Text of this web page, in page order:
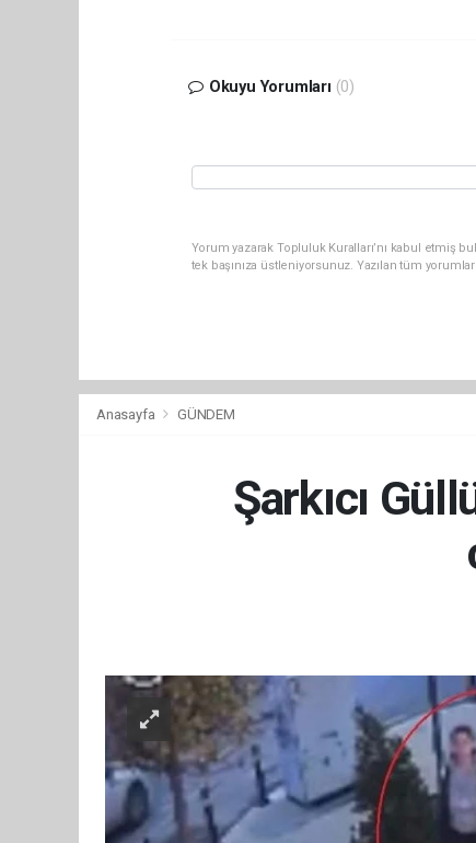
Okuyu Yorumları (0)
Yorum yazarak Topluluk Kuralları’nı kabul etmiş
tek başınıza üstleniyorsunuz. Yazılan tüm
Anasayfa GÜNDEM
Şarkıcı